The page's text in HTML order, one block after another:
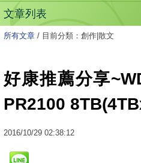
文章列表
所有文章 / 目前分類：創作|散文
好康推薦分享
PR2100
2016/10/29 02:38:12